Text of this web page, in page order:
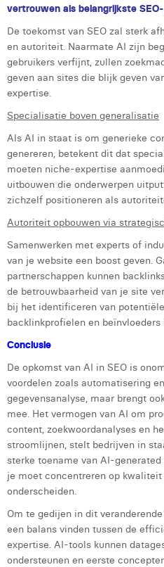
vertrouwen als belangrijkste
De toekomst van SEO zal sterk
en autoriteit. Naarmate AI zijn
gebruikers verfijnt, zullen
geven aan sites die blijk geven
expertise.
Specialisatie boven generalisatie
Als AI in staat is om generieke
genereren, betekent dit dat
moeten niche-expertise
uitbouwen die onderwerpen
zichzelf positioneren als
Autoriteit opbouwen via
Samenwerken met experts of
van je website een boost geven.
partnerschappen kunnen
de betrouwbaarheid van je site
bij het identificeren van
backlinkprofielen en
Conclusie
De opkomst van AI in SEO is
voordelen zoals automatisering
gegevensanalyse, maar brengt
mee. Het vermogen van AI om
content, zoekwoordanalyses en
stroomlijnen, stelt bedrijven in
sterke toename van AI-
je moet concentreren op
onderscheiden.
Om te gedijen in dit
een balans vinden tussen de
expertise. AI-tools kunnen
ondersteunen en eerste